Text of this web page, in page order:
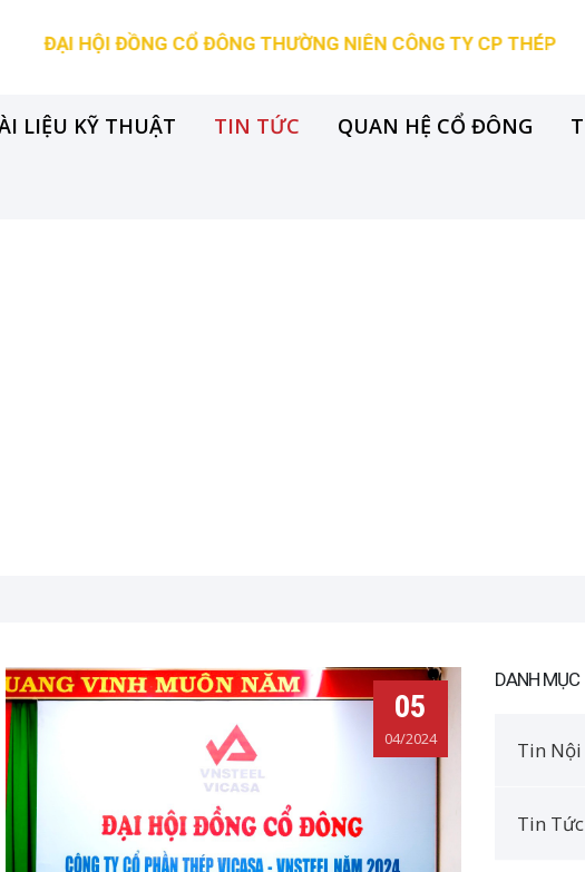
HỘI ĐỒNG CỔ ĐÔNG THƯỜNG NIÊN CÔNG TY CP THÉP VICASA -
LIỆU KỸ THUẬT TIN TỨC QUAN HỆ CỔ ĐÔNG
05
04/2024
DANH MỤC
Tin Nội
Tin